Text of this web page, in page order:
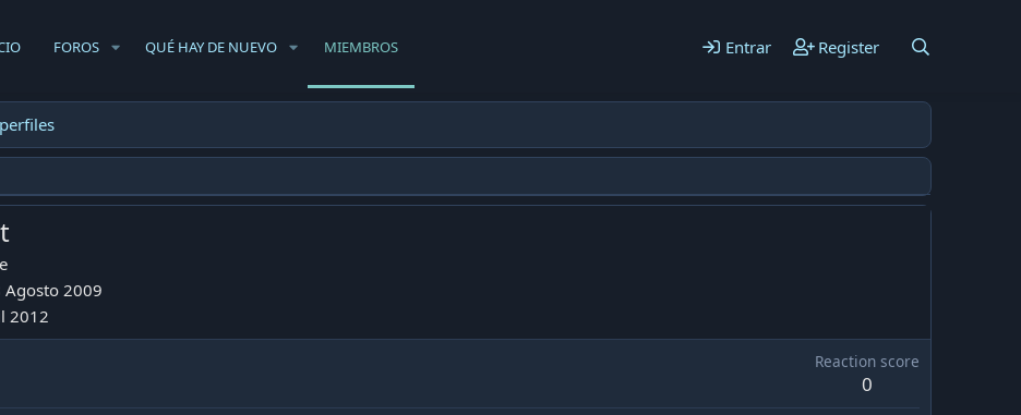
FOROS QUÉ HAY DE NUEVO MIEMBROS Entrar Register
Agosto 2009
2012
Reaction score
0